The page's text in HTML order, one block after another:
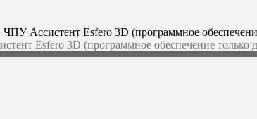
ЧПУ Ассистент Esfero 3D (программное
Esfero 3D (программное обеспечение только